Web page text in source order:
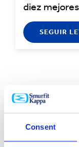
Consent
diez
SEGUIR